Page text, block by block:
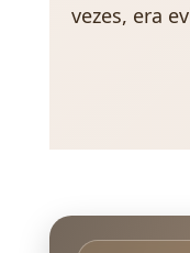
vezes, era